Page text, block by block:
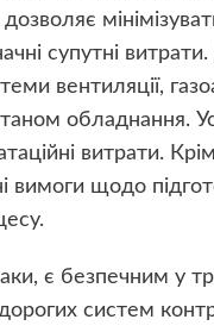
супутні
вентиляції,
обладнання.
витрати.
вимоги щодо
є безпечним у
систем